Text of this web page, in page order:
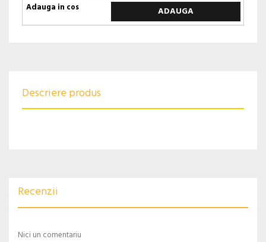
ADAUGA
Descriere produs
Recenzii
Nici un comentariu